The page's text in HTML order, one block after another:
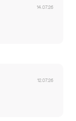
14.07.26
12.07.26